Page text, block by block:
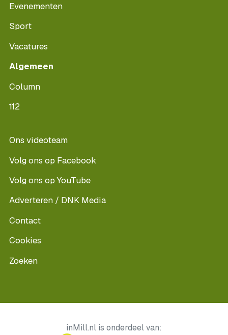
Evenementen
Sport
Vacatures
Algemeen
Column
112
Ons videoteam
Volg ons op Facebook
Volg ons op YouTube
Adverteren / DNK Media
Contact
Cookies
Zoeken
inMill.nl is onderdeel van: